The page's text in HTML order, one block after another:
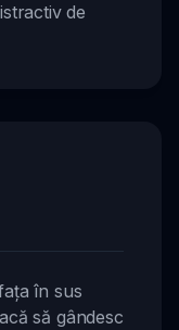
de
în sus
să gândesc